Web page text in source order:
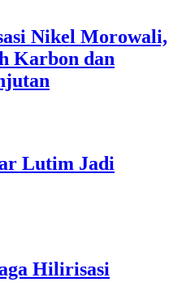
Nikel Morowali,
Karbon dan
Lutim Jadi
Hilirisasi